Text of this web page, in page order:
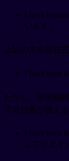
I have
います）
上記の文を現在
I have been
ただし、状態動
了進行形が使え
I have been
しています）